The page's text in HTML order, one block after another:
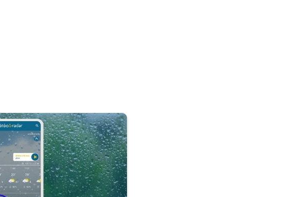
de pluie ?. Paramètre sur l'appli. . .